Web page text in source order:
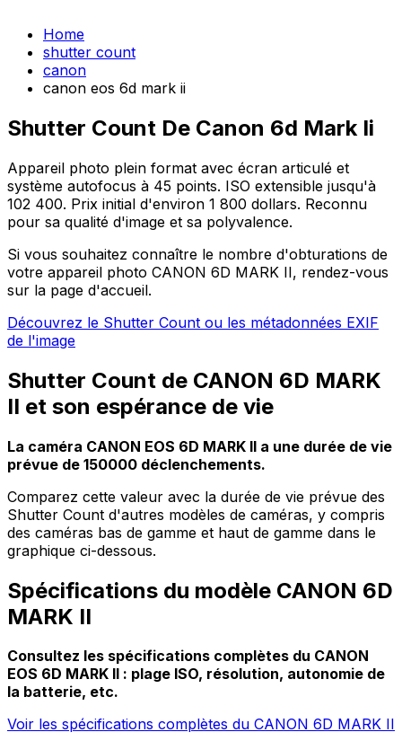
Home
shutter count
canon
canon eos 6d mark ii
Shutter Count De Canon 6d Mark Ii
Appareil photo plein format avec écran articulé et
système autofocus à 45 points. ISO extensible jusqu'à
102 400. Prix initial d'environ 1 800 dollars. Reconnu
pour sa qualité d'image et sa polyvalence.
Si vous souhaitez connaître le nombre d'obturations de
votre appareil photo CANON 6D MARK II, rendez-vous
sur la page d'accueil.
Découvrez le Shutter Count ou les métadonnées EXIF
de l'image
Shutter Count de CANON 6D MARK
II et son espérance de vie
La caméra CANON EOS 6D MARK II a une durée de vie
prévue de 150000 déclenchements.
Comparez cette valeur avec la durée de vie prévue des
Shutter Count d'autres modèles de caméras, y compris
des caméras bas de gamme et haut de gamme dans le
graphique ci-dessous.
Spécifications du modèle CANON 6D
MARK II
Consultez les spécifications complètes du CANON
EOS 6D MARK II : plage ISO, résolution, autonomie de
la batterie, etc.
Voir les spécifications complètes du CANON 6D MARK II